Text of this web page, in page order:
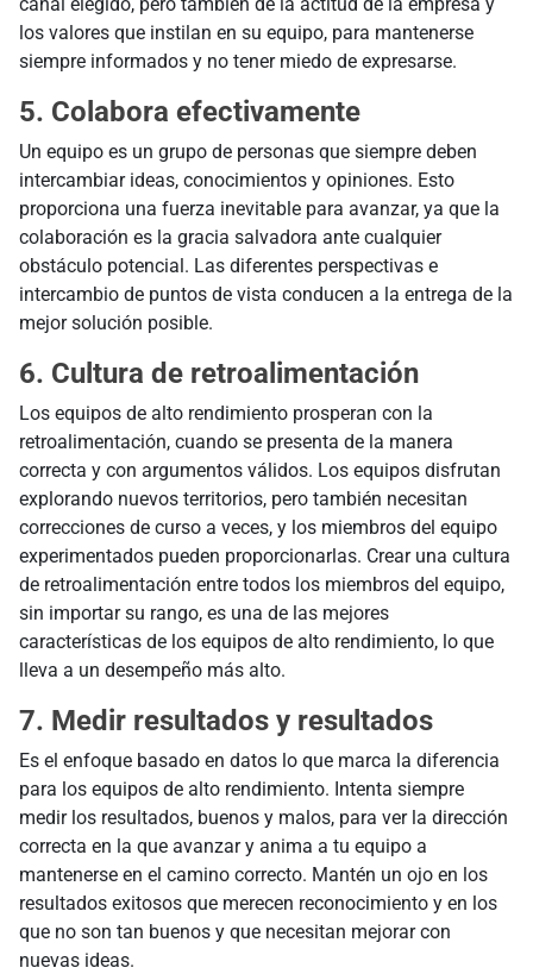
los valores que instilan en su equipo, para mantenerse
siempre informados y no tener miedo de expresarse.
5. Colabora efectivamente
Un equipo es un grupo de personas que siempre deben
intercambiar ideas, conocimientos y opiniones. Esto
proporciona una fuerza inevitable para avanzar, ya que la
colaboración es la gracia salvadora ante cualquier
obstáculo potencial. Las diferentes perspectivas e
intercambio de puntos de vista conducen a la entrega de la
mejor solución posible.
6. Cultura de retroalimentación
Los equipos de alto rendimiento prosperan con la
retroalimentación, cuando se presenta de la manera
correcta y con argumentos válidos. Los equipos disfrutan
explorando nuevos territorios, pero también necesitan
correcciones de curso a veces, y los miembros del equipo
experimentados pueden proporcionarlas. Crear una cultura
de retroalimentación entre todos los miembros del equipo,
sin importar su rango, es una de las mejores
características de los equipos de alto rendimiento, lo que
lleva a un desempeño más alto.
7. Medir resultados y resultados
Es el enfoque basado en datos lo que marca la diferencia
para los equipos de alto rendimiento. Intenta siempre
medir los resultados, buenos y malos, para ver la dirección
correcta en la que avanzar y anima a tu equipo a
mantenerse en el camino correcto. Mantén un ojo en los
resultados exitosos que merecen reconocimiento y en los
que no son tan buenos y que necesitan mejorar con
nuevas ideas.